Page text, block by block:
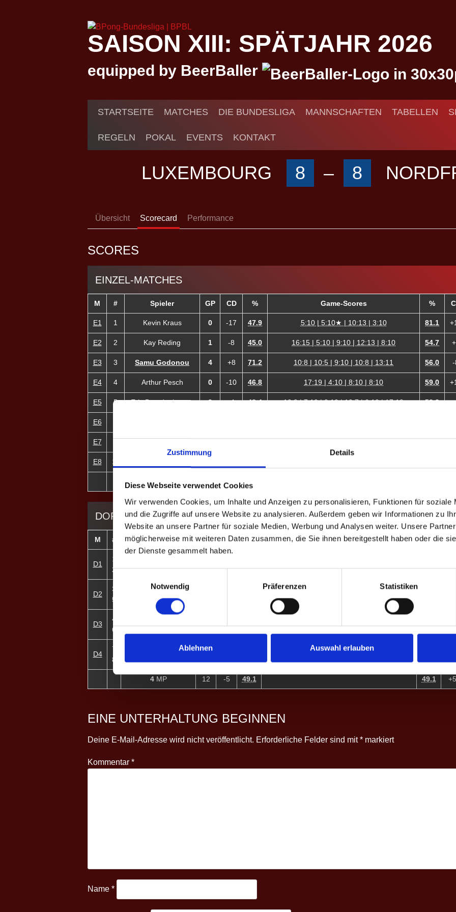
Zustimmung Details
Diese Webseite verwendet Cookies
Wir verwenden Cookies, um Inhalte und Anzeigen zu personalisieren, Funktionen für soziale
und die Zugriffe auf unsere Website zu analysieren. Außerdem geben wir Informationen zu
Website an unsere Partner für soziale Medien, Werbung und Analysen weiter. Unsere
möglicherweise mit weiteren Daten zusammen, die Sie ihnen bereitgestellt haben oder die
der Dienste gesammelt haben.
Einwilligungsauswahl
Notwendig
Präferenzen Statistiken
Ablehnen Auswahl erlauben
SAISON XIII: SPÄTJAHR 2026
equipped by BeerBaller
STARTSEITE MATCHES DIE BUNDESLIGA MANNSCHAFTEN TABELLEN
REGELN POKAL EVENTS KONTAKT
LUXEMBOURG 8 – 8
Übersicht Scorecard Performance
SCORES
EINZEL-MATCHES
M # Spieler GP CD % Game-Scores %
E1 1 Kevin Kraus 0 -17 47.9 5:10 | 5:10★ | 10:13 | 3:10 81.1
E2 2 Kay Reding 1 -8 45.0 16:15 | 5:10 | 9:10 | 12:13 | 8:10 54.7
E3 3 Samu Godonou 4 +8 71.2 10:8 | 10:5 | 9:10 | 10:8 | 13:11 56.0 -
E4 4 Arthur Pesch 0 -10 46.8 17:19 | 4:10 | 8:10 | 8:10 59.0
E5 5 Eric Brandenburger 2 -4 48.4 10:9 | 7:10 | 9:10 | 10:7 | 6:10 | 17:19 53.3
E6
E7
E8 11
4 MP 19 -6
DOPPEL-MATCHES
M # Spieler GP CD % Game-Scores % CD
D1
1
2
Kay Reding
46.8
65.4
D2
3
5
Samu Godonou
Eric Brandenburger
D3
4
6
4 +5 10:7 | 8:10 | 10:7 | 10:6 | 7:10 | 9:10 | 10:9 -5
D4
7
8
Laura Schröder ♀
4MP 12 -5 49.1 49.1 +5
EINE UNTERHALTUNG BEGINNEN
Deine E-Mail-Adresse wird nicht veröffentlicht. Erforderliche Felder sind mit* markiert
Kommentar *
Name *